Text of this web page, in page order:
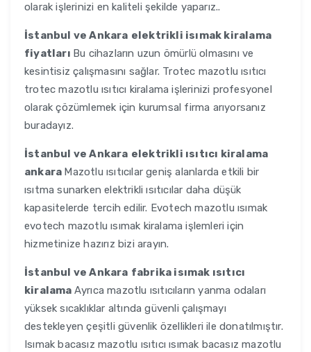
olarak işlerinizi en kaliteli şekilde yaparız..
İstanbul ve Ankara elektrikli isımak kiralama
fiyatları Bu cihazların uzun ömürlü olmasını ve
kesintisiz çalışmasını sağlar. Trotec mazotlu ısıtıcı
trotec mazotlu ısıtıcı kiralama işlerinizi profesyonel
olarak çözümlemek için kurumsal firma arıyorsanız
buradayız.
İstanbul ve Ankara elektrikli ısıtıcı kiralama
ankara Mazotlu ısıtıcılar geniş alanlarda etkili bir
ısıtma sunarken elektrikli ısıtıcılar daha düşük
kapasitelerde tercih edilir. Evotech mazotlu ısımak
evotech mazotlu ısımak kiralama işlemleri için
hizmetinize hazırız bizi arayın.
İstanbul ve Ankara fabrika isımak ısıtıcı
kiralama Ayrıca mazotlu ısıtıcıların yanma odaları
yüksek sıcaklıklar altında güvenli çalışmayı
destekleyen çeşitli güvenlik özellikleri ile donatılmıştır.
Isımak bacasız mazotlu ısıtıcı ısımak bacasız mazotlu